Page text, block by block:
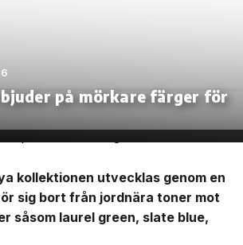
på mörkare färger för
kollektionen utvecklas genom en
sig bort från jordnära toner mot
såsom laurel green, slate blue,